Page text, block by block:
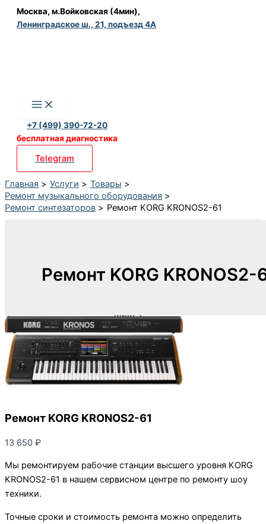
Перейти
Москва, м.Войковская (4мин),
Ленинградское ш., 21, подъезд 4А
+7 (499) 390-72-20
бесплатная диагностика
Telegram
Главная Услуги
Товары
Ремонт музыкального оборудования
Ремонт синтезаторов
Ремонт KORG KRONOS2-61
Ремонт KORG KRONOS2-
Ремонт KORG KRONOS2-61
13 650 ₽
Мы ремонтируем рабочие станции высшего уровня KORG
KRONOS2-61 в нашем сервисном центре по ремонту шоу
техники.
Точные сроки и стоимость ремонта можно определить